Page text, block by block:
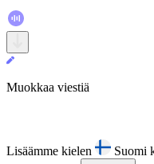
Muokkaa viestiä
Lisäämme kielen Suomi